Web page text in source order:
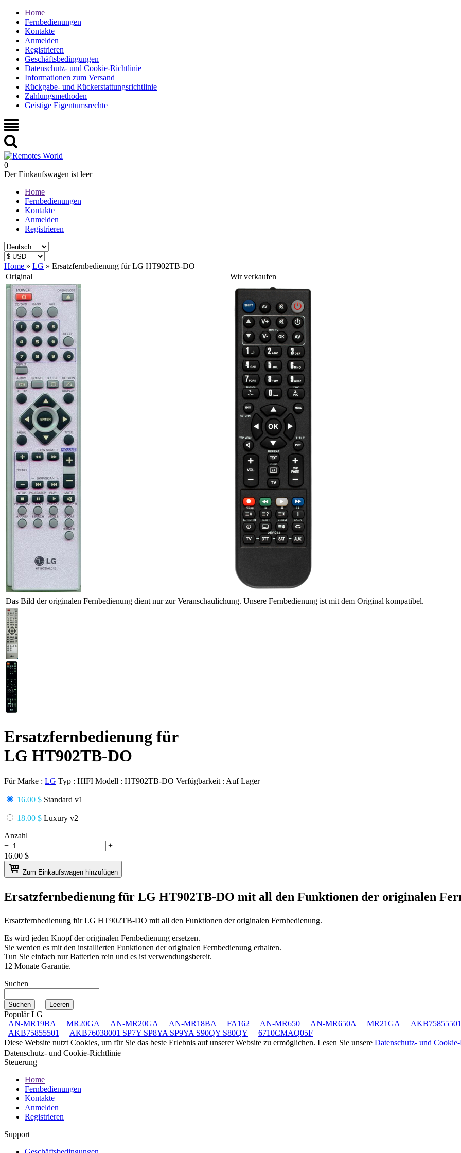
Home
Fernbedienungen
Kontakte
Anmelden
Registrieren
Geschäftsbedingungen
Datenschutz- und Cookie-Richtlinie
Informationen zum Versand
Rückgabe- und Rückerstattungsrichtlinie
Zahlungsmethoden
Geistige Eigentumsrechte
0
Der Einkaufswagen ist leer
Home
Fernbedienungen
Kontakte
Anmelden
Registrieren
Home » LG » Ersatzfernbedienung für LG HT902TB-DO
Original
Wir verkaufen
Das Bild der originalen Fernbedienung dient nur zur Veranschaulichung. Unsere Fernbedienung ist mit dem Original kompatibel.
Ersatzfernbedienung für
LG HT902TB-DO
Für Marke : LG Typ : HIFI Modell : HT902TB-DO Verfügbarkeit : Auf Lager
16.00 $ Standard v1
18.00 $ Luxury v2
Anzahl
−
+
16.00 $
Zum Einkaufswagen hinzufügen
Ersatzfernbedienung für LG HT902TB-DO mit all den Funktionen der originalen
Ersatzfernbedienung fürLG HT902TB-DO mit all den Funktionen der originalen Fernbedienung.
Es wird jeden Knopf der originalen Fernbedienung ersetzen.
Sie werden es mit den installierten Funktionen der originalen Fernbedienung erhalten.
Tun Sie einfach nur Batterien rein und es ist verwendungsbereit.
12 Monate Garantie.
Suchen
Populär LG
AN-MR19BA
MR20GA AN-MR20GA AN-MR18BA FA162 AN-MR650 AN-MR650A MR21GA AKB75855501
AKB75855501
AKB76038001 SP7Y SP8YA SP9YA S90QY S80QY
6710CMAQ05F
Diese Website nutzt Cookies, um für Sie das beste Erlebnis auf unserer Website zu ermöglichen. Lesen Sie unsere Datenschutz- und
Datenschutz- und Cookie-Richtlinie
Steuerung
Home
Fernbedienungen
Kontakte
Anmelden
Registrieren
Support